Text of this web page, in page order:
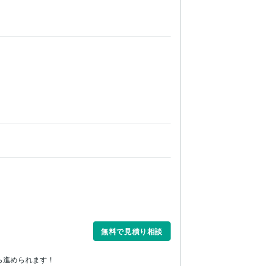
無料で見積り相談
められます！